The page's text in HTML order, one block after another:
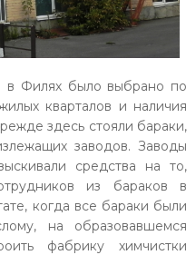
Филях было выбрано по
кварталов и наличия
здесь стояли бараки,
заводов. Заводы
средства на то,
из бараков в
когда все бараки были
на образовавшемся
фабрику химчистки